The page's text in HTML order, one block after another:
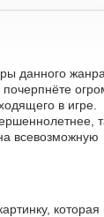
данного жанра
в игре.
всевозможную
которая